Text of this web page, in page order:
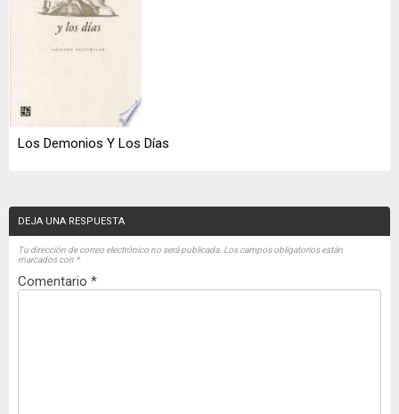
Los Demonios Y Los Días
DEJA UNA RESPUESTA
Tu dirección de correo electrónico no será publicada. Los campos obligatorios están
marcados con *
Comentario *